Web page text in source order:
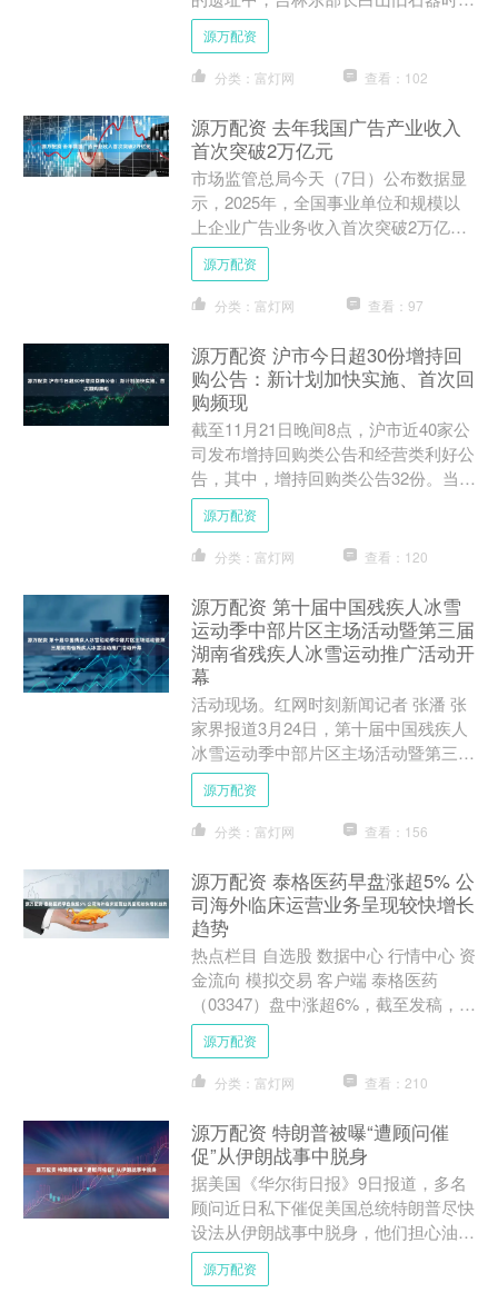
遗址群位列榜单第一位次。该遗址发现
了什么？展现了怎样....
源万配资
分类：富灯网 查看：102
源万配资 去年我国广告产业收入
首次突破2万亿元
市场监管总局今天（7日）公布数据显
示，2025年，全国事业单位和规模以
上企业广告业务收入首次突破2万亿
元，达20502.1亿元，比2020年收入规
模实现“翻一番....
源万配资
分类：富灯网 查看：97
源万配资 沪市今日超30份增持回
购公告：新计划加快实施、首次回
购频现
截至11月21日晚间8点，沪市近40家公
司发布增持回购类公告和经营类利好公
告，其中，增持回购类公告32份。当
晚，汇顶科技抛出2亿元至4亿元的新回
购计划，星德胜、....
源万配资
分类：富灯网 查看：120
源万配资 第十届中国残疾人冰雪
运动季中部片区主场活动暨第三届
湖南省残疾人冰雪运动推广活动开
幕
活动现场。红网时刻新闻记者 张潘 张
家界报道3月24日，第十届中国残疾人
冰雪运动季中部片区主场活动暨第三届
湖南省残疾人冰雪运动推广活动在张家
界冰雪世界开幕。活动....
源万配资
分类：富灯网 查看：156
源万配资 泰格医药早盘涨超5% 公
司海外临床运营业务呈现较快增长
趋势
热点栏目 自选股 数据中心 行情中心 资
金流向 模拟交易 客户端 泰格医药
（03347）盘中涨超6%，截至发稿，股
价上涨5.39%，现报47.68港元，成交
额8....
源万配资
分类：富灯网 查看：210
源万配资 特朗普被曝“遭顾问催
促”从伊朗战事中脱身
据美国《华尔街日报》9日报道，多名
顾问近日私下催促美国总统特朗普尽快
设法从伊朗战事中脱身，他们担心油价
飙升和长期冲突引发政治反弹。 据知
情人士透露，多名顾问已敦....
源万配资